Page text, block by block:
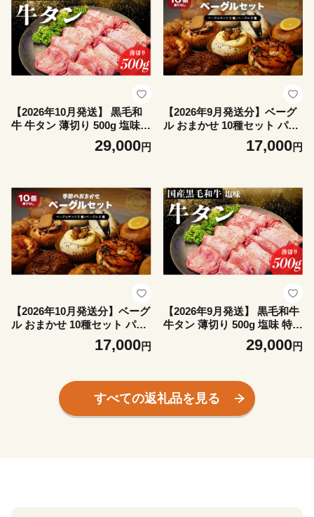
【2026年10月発送】 黒毛和
牛 牛タン 薄切り 500g 塩味
特選 国産 牛たん 牛肉 焼肉用
薄切り 牛タン 牛肉 焼き肉 B
29,000円
【2026年9月発送分】ベーグ
ル おまかせ 10種セット パン
冷凍 焼きたて もちもちベー
グル 便利 詰め合わせ 朝食 お
17,000円
【2026年10月発送分】ベーグ
ル おまかせ 10種セット パン
冷凍 焼きたて もちもちベー
グル 便利 詰め合わせ 朝食 お
17,000円
【2026年9月発送】 黒毛和牛
牛タン 薄切り 500g 塩味 特選
国産 牛たん 牛肉 焼肉用 薄切
り 牛タン 牛肉 焼き肉 BBQ
29,000円
すべての返礼品を見る